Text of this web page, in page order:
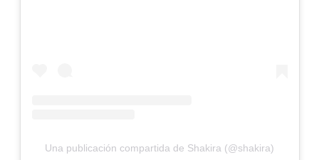
Una publicación compartida de Shakira (@shakira)